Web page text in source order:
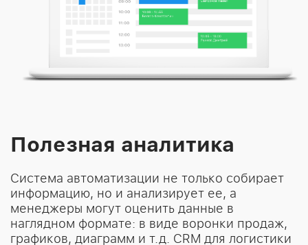
Полезная аналитика
Система автоматизации не только собирает
информацию, но и анализирует ее, а
менеджеры могут оценить данные в
наглядном формате: в виде воронки продаж,
графиков, диаграмм и т.д. CRM для логистики